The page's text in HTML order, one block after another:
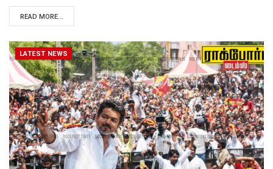
READ MORE...
LATEST NEWS